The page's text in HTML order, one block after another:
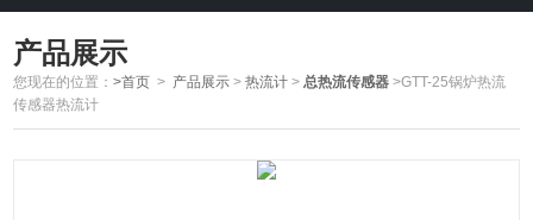
产品展示
您现在的位置：>首页 > 产品展示 >热流计 > 总热流传感器 >GTT-25锅炉热流
传感器热流计